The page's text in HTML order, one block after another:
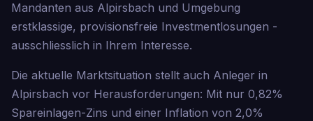
Mandanten aus Alpirsbach und Umgebung
erstklassige, provisionsfreie Investmentlosungen -
ausschliesslich in Ihrem Interesse.
Die aktuelle Marktsituation stellt auch Anleger in
Alpirsbach vor Herausforderungen: Mit nur 0,82%
Spareinlagen-Zins und einer Inflation von 2,0%